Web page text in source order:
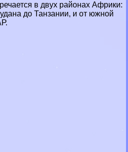
в двух районах Африки:
до Танзании, и от южной